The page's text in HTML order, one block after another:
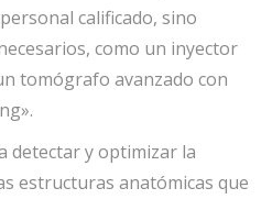
calificado, sino
como un inyector
tomógrafo avanzado con
detectar y optimizar la
estructuras anatómicas que